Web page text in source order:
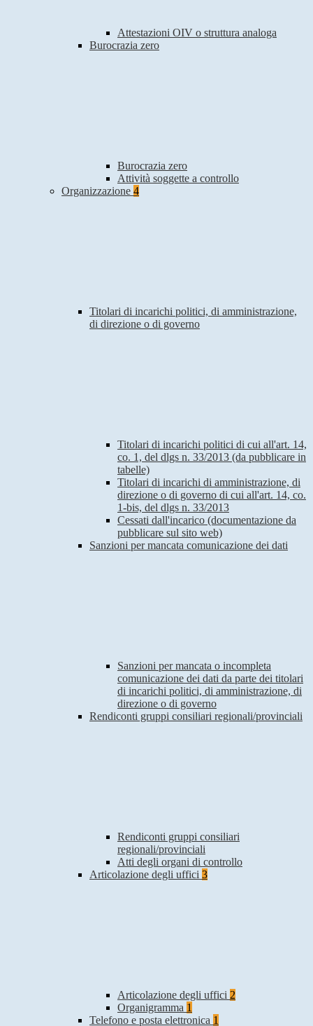
Attestazioni OIV o struttura analoga
Burocrazia zero
Burocrazia zero
Attività soggette a controllo
Organizzazione 4
Titolari di incarichi politici, di amministrazione,
di direzione o di governo
Titolari di incarichi politici di cui all'art. 14,
co. 1, del dlgs n. 33/2013 (da pubblicare in
tabelle)
Titolari di incarichi di amministrazione, di
direzione o di governo di cui all'art. 14, co.
1-bis, del dlgs n. 33/2013
Cessati dall'incarico (documentazione da
pubblicare sul sito web)
Sanzioni per mancata comunicazione dei dati
Sanzioni per mancata o incompleta
comunicazione dei dati da parte dei titolari
di incarichi politici, di amministrazione, di
direzione o di governo
Rendiconti gruppi consiliari regionali/provinciali
Rendiconti gruppi consiliari
regionali/provinciali
Atti degli organi di controllo
Articolazione degli uffici 3
Articolazione degli uffici 2
Organigramma 1
Telefono e posta elettronica 1